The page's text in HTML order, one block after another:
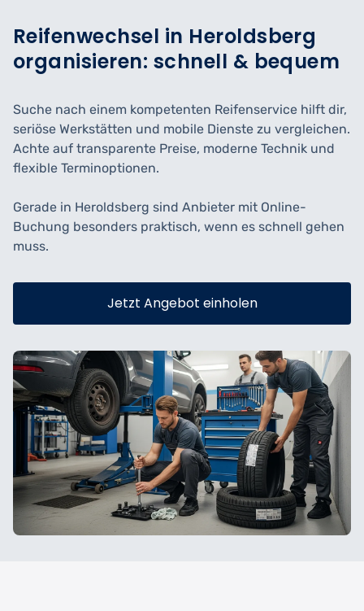
Reifenwechsel in Heroldsberg
organisieren: schnell & bequem
Suche nach einem kompetenten Reifenservice hilft dir,
seriöse Werkstätten und mobile Dienste zu vergleichen.
Achte auf transparente Preise, moderne Technik und
flexible Terminoptionen.
Gerade in Heroldsberg sind Anbieter mit Online-
Buchung besonders praktisch, wenn es schnell gehen
muss.
Jetzt Angebot einholen